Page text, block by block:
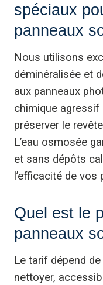
spéciaux
panneaux
Nous utilisons
déminéralisée et
aux panneaux
chimique agressif
préserver le
L’eau osmosée
et sans dépôts
l’efficacité de vos
Quel est le
panneaux
Le tarif dépend
nettoyer,